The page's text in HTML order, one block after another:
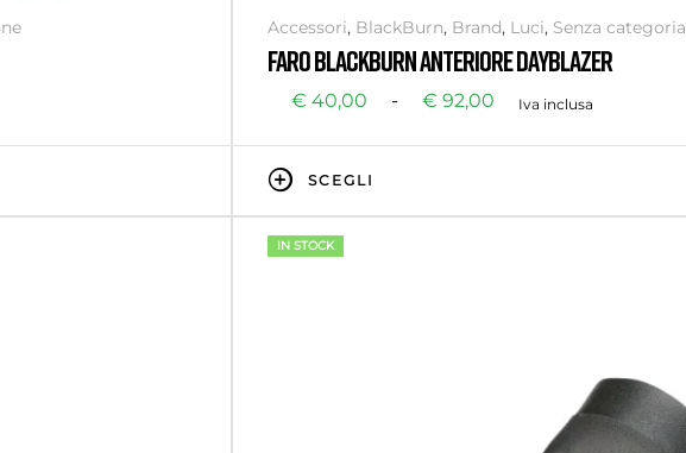
Accessori, BlackBurn, Brand, Luci, Senza categoria
FARO BLACKBURN ANTERIORE DAYBLAZER
€ 40,00 - € 92,00 Iva inclusa
SCEGLI
IN STOCK